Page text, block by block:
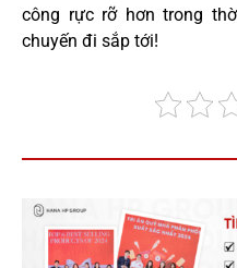
công rực rỡ hơn trong
chuyến đi sắp tới!